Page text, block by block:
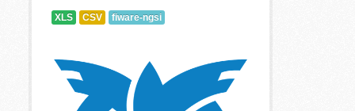
XLS CSV fiware-ngsi